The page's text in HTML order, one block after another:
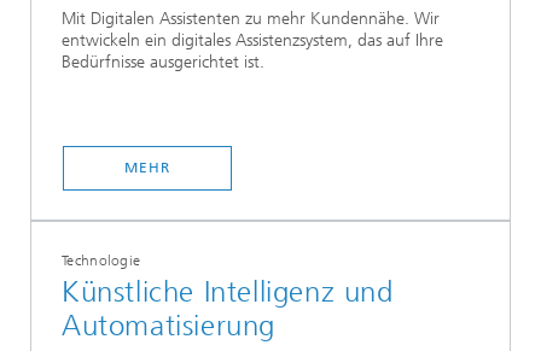
Mit Digitalen Assistenten zu mehr Kundennähe. Wir
entwickeln ein digitales Assistenzsystem, das auf Ihre
Bedürfnisse ausgerichtet ist.
MEHR
Technologie
Künstliche Intelligenz und
Automatisierung